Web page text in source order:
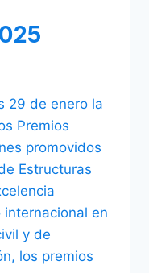
29 de enero la
Premios
promovidos
Estructuras
en
y de
los premios